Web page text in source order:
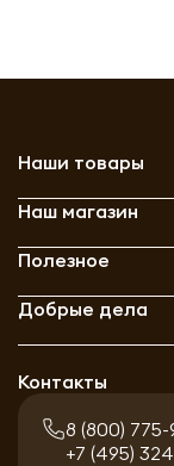
Наши товары
Наш магазин
Полезное
Добрые дела
Контакты
8 (800)
+7 (495)